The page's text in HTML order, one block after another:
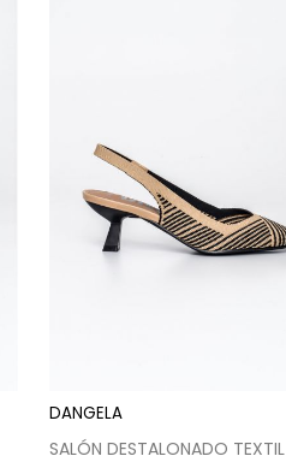
DANGELA
SALÓN DESTALONADO TEXTIL